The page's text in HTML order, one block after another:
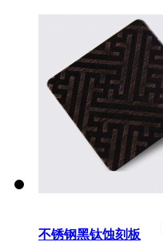
不锈钢黑钛蚀刻板